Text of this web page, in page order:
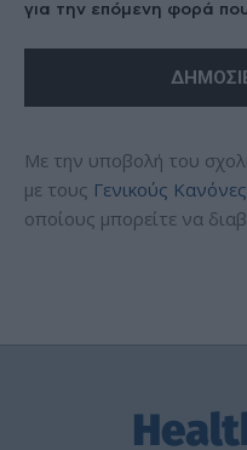
για την επόμενη φορά
Με την υποβολή του
με τους Γενικούς
οποίους μπορείτε να